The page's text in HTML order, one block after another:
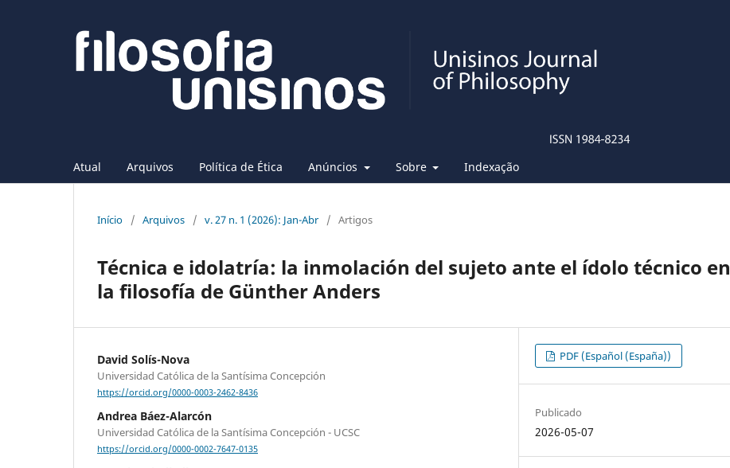
Atual Arquivos Política de Ética Anúncios Sobre Indexação
Início / Arquivos / v. 27 n. 1 (2026): Jan-Abr / Artigos
Técnica e idolatría: la inmolación del sujeto ante el ídolo técnico en
la filosofía de Günther Anders
David Solís-Nova
Universidad Católica de la Santísima Concepción
https://orcid.org/0000-0003-2462-8436
Andrea Báez-Alarcón
Universidad Católica de la Santísima Concepción - UCSC
https://orcid.org/0000-0002-7647-0135
PDF (Español (España))
Publicado
2026-05-07